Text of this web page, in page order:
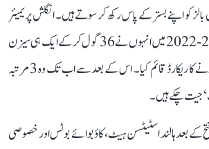
کو اپنے بستر کے پاس رکھ کر سوتے ہیں۔ انگلش پریمیئر
لیگ کے اپنے پہلے سیزن 23-2022 میں انہوں نے 36 گول کر کے ایک ہی سیزن
میں سب سے زیادہ گول کرنے کا ریکارڈ قائم کیا۔ اس کے بعد سے اب تک وہ 3 مرتبہ
جیت چکے ہیں۔
بعد ہالند اسٹیٹسن ہیٹ، کاؤ بوائے بوٹس اور خصوصی